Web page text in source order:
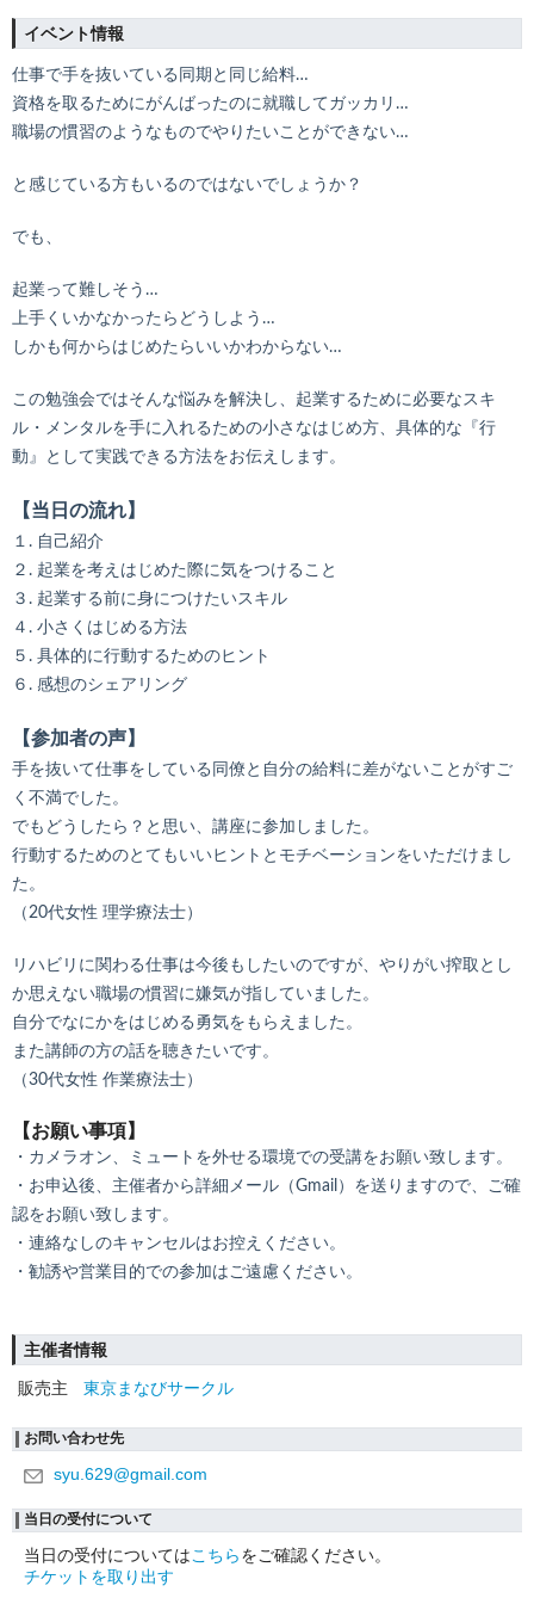
イベント情報
仕事で手を抜いている同期と同じ給料…
資格を取るためにがんばったのに就職してガッカリ…
職場の慣習のようなものでやりたいことができない…
と感じている方もいるのではないでしょうか？
でも、
起業って難しそう…
上手くいかなかったらどうしよう…
しかも何からはじめたらいいかわからない…
この勉強会ではそんな悩みを解決し、起業するために必要なスキ
ル・メンタルを手に入れるための小さなはじめ方、具体的な『行
動』として実践できる方法をお伝えします。
【当日の流れ】
１. 自己紹介
２. 起業を考えはじめた際に気をつけること
３. 起業する前に身につけたいスキル
４. 小さくはじめる方法
５. 具体的に行動するためのヒント
６. 感想のシェアリング
【参加者の声】
手を抜いて仕事をしている同僚と自分の給料に差がないことがすご
く不満でした。
でもどうしたら？と思い、講座に参加しました。
行動するためのとてもいいヒントとモチベーションをいただけまし
た。
（20代女性 理学療法士）
リハビリに関わる仕事は今後もしたいのですが、やりがい搾取とし
か思えない職場の慣習に嫌気が指していました。
自分でなにかをはじめる勇気をもらえました。
また講師の方の話を聴きたいです。
（30代女性 作業療法士）
【お願い事項】
・カメラオン、ミュートを外せる環境での受講をお願い致します。
・お申込後、主催者から詳細メール（Gmail）を送りますので、ご確
認をお願い致します。
・連絡なしのキャンセルはお控えください。
・勧誘や営業目的での参加はご遠慮ください。
主催者情報
販売主
東京まなびサークル
お問い合わせ先
syu.629@gmail.com
当日の受付について
当日の受付についてはこちらをご確認ください。
チケットを取り出す